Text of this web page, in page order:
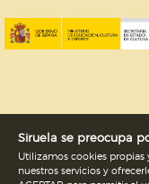
Siruela se preocupa
Utilizamos cookies propias
nuestros servicios y